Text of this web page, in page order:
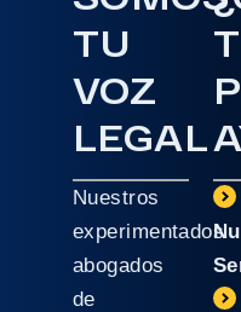
TU
VOZ
LEGAL
Nuestros
experimentados
abogados
de